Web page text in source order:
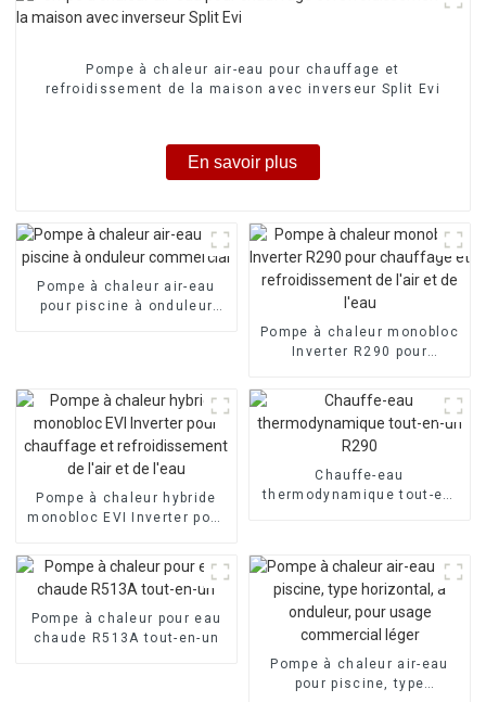
Pompe à chaleur air-eau pour chauffage et
refroidissement de la maison avec inverseur Split Evi
En savoir plus
Pompe à chaleur air-eau
pour piscine à onduleur
Pompe à chaleur monobloc
Inverter R290 pour
refroidissement de l'air et
de l'eau
Pompe à chaleur hybride
monobloc EVI Inverter pour
refroidissement de l'air et
de l'eau
Chauffe-eau
thermodynamique tout-en-
Pompe à chaleur pour eau
chaude R513A tout-en-un
Pompe à chaleur air-eau
pour piscine, type